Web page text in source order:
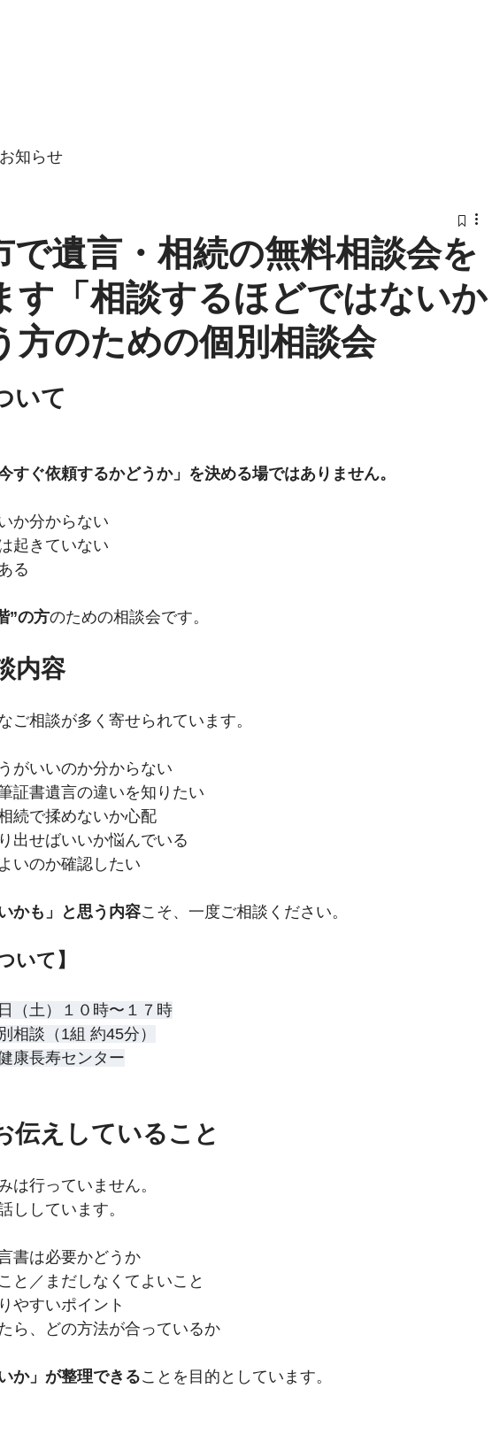
お知らせ
で遺言・相続の無料相談会を
す「相談するほどではないか
方のための個別相談会
いて
すぐ依頼するかどうか」を決める場ではありません。
か分からない
起きていない
る
”の方のための相談会です。
内容
ご相談が多く寄せられています。
がいいのか分からない
証書遺言の違いを知りたい
続で揉めないか心配
出せばいいか悩んでいる
いのか確認したい
かも」と思う内容こそ、一度ご相談ください。
いて】
（土）１０時〜１７時
相談（1組 約45分）
康長寿センター
伝えしていること
は行っていません。
ししています。
書は必要かどうか
と／まだしなくてよいこと
やすいポイント
ら、どの方法が合っているか
か」が整理できることを目的としています。